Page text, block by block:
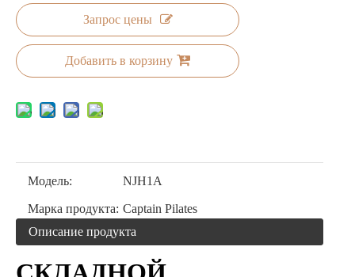
Запрос цены
Добавить в корзину
Модель: NJH1A
Марка продукта: Captain Pilates
Описание продукта